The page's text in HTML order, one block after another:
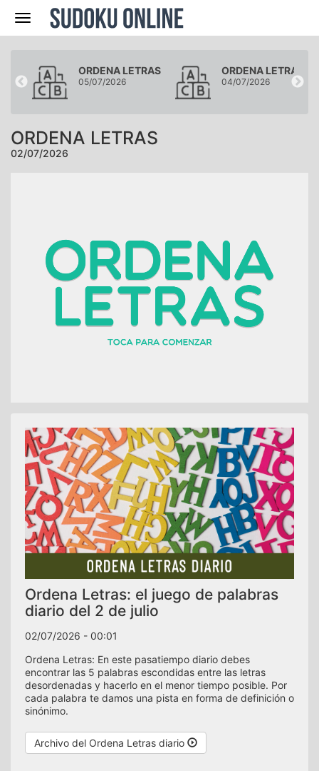
Navegación
ORDENA LETRAS
05/07/2026
ORDENA LETRAS
04/07/2026
ORDENA LETRAS
02/07/2026
Ordena Letras: el juego de palabras
diario del 2 de julio
02/07/2026 - 00:01
Ordena Letras: En este pasatiempo diario debes
encontrar las 5 palabras escondidas entre las letras
desordenadas y hacerlo en el menor tiempo posible. Por
cada palabra te damos una pista en forma de definición o
sinónimo.
Archivo del Ordena Letras diario